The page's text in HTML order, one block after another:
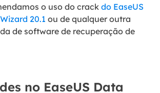
o uso do crack do EaseUS
20.1 ou de qualquer outra
de software de recuperação de
no EaseUS Data